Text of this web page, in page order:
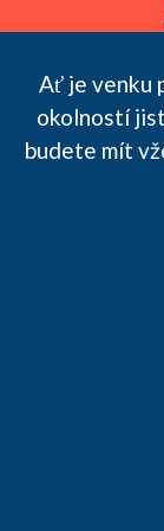
content
Ať je venku
okolností
budete mít